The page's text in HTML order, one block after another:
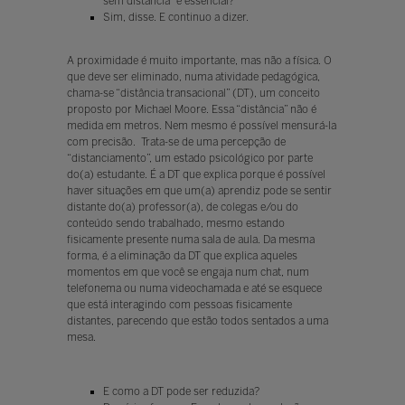
Sim, disse. E continuo a dizer.
A proximidade é muito importante, mas não a física. O
que deve ser eliminado, numa atividade pedagógica,
chama-se “distância transacional” (DT), um conceito
proposto por Michael Moore. Essa “distância” não é
medida em metros. Nem mesmo é possível mensurá-la
com precisão. Trata-se de uma percepção de
“distanciamento”, um estado psicológico por parte
do(a) estudante. É a DT que explica porque é possível
haver situações em que um(a) aprendiz pode se sentir
distante do(a) professor(a), de colegas e/ou do
conteúdo sendo trabalhado, mesmo estando
fisicamente presente numa sala de aula. Da mesma
forma, é a eliminação da DT que explica aqueles
momentos em que você se engaja num chat, num
telefonema ou numa videochamada e até se esquece
que está interagindo com pessoas fisicamente
distantes, parecendo que estão todos sentados a uma
mesa.
E como a DT pode ser reduzida?